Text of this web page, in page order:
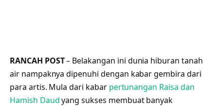
RANCAH POST– Belakangan ini dunia hiburan tanah
air nampaknya dipenuhi dengan kabar gembira dari
para artis. Mula dari kabar pertunangan Raisa dan
Hamish Daudyang sukses membuat banyak